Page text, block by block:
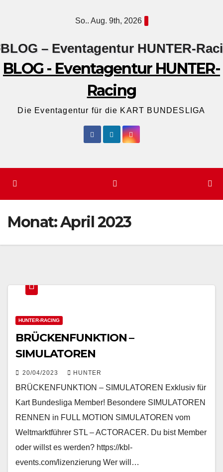
So.. Aug. 9th, 2026
BLOG - Eventagentur HUNTER-
Racing
Die Eventagentur für die KART BUNDESLIGA
Monat:April 2023
HUNTER-RACING
BRÜCKENFUNKTION –
SIMULATOREN
20/04/2023 HUNTER
BRÜCKENFUNKTION – SIMULATOREN Exklusiv für
Kart Bundesliga Member! Besondere SIMULATOREN
RENNEN in FULL MOTION SIMULATOREN vom
Weltmarktführer STL – ACTORACER. Du bist Member
oder willst es werden? https://kbl-
events.com/lizenzierung Wer will…